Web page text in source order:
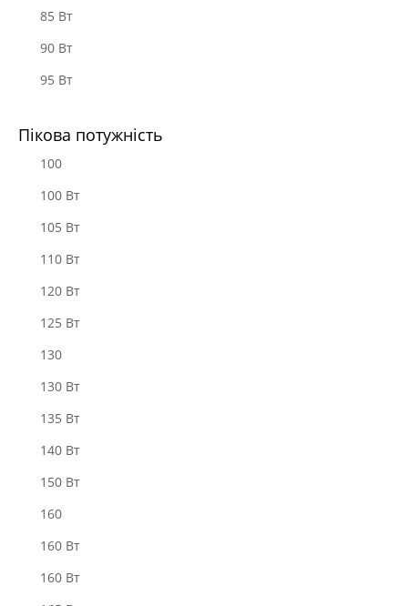
85 Bт
90 Вт
95 Вт
Пікова потужність
100
100 Вт
105 Вт
110 Вт
120 Вт
125 Вт
130
130 Вт
135 Вт
140 Вт
150 Вт
160
160 Bт
160 Вт